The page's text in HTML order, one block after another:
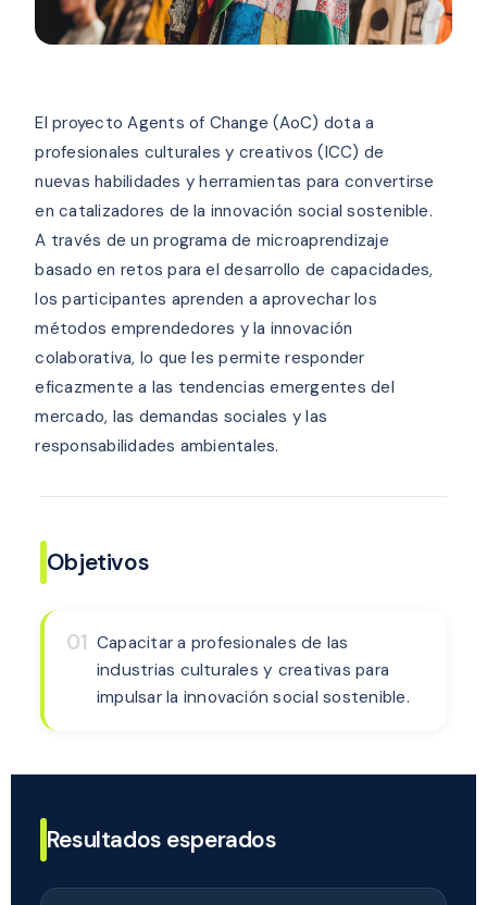
El proyecto Agents of Change (AoC) dota a
profesionales culturales y creativos (ICC) de
nuevas habilidades y herramientas para convertirse
en catalizadores de la innovación social sostenible.
A través de un programa de microaprendizaje
basado en retos para el desarrollo de capacidades,
los participantes aprenden a aprovechar los
métodos emprendedores y la innovación
colaborativa, lo que les permite responder
eficazmente a las tendencias emergentes del
mercado, las demandas sociales y las
responsabilidades ambientales.
Objetivos
01 Capacitar a profesionales de las
industrias culturales y creativas para
impulsar la innovación social sostenible.
Resultados esperados